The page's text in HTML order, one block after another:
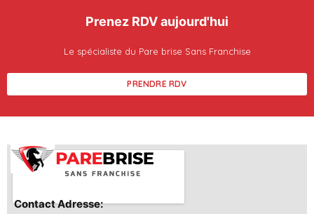
Prenez RDV aujourd'hui
Le spécialiste du Pare brise Sans Franchise
PRENDRE RDV
Contact Adresse: